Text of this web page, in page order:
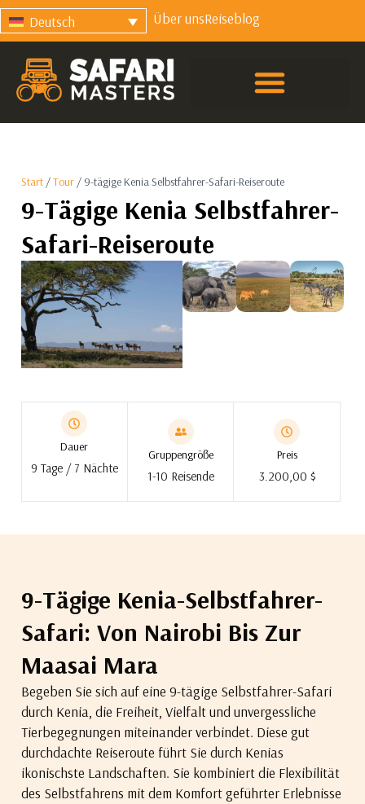
Deutsch Über unsReiseblog
Start/Tour/ 9-tägige Kenia Selbstfahrer-Safari-Reiseroute
9-Tägige Kenia Selbstfahrer-
Safari-Reiseroute
Dauer
9 Tage / 7 Nächte
Gruppengröße
1-10 Reisende
Preis
3.200,00 $
9-Tägige Kenia-Selbstfahrer-
Safari: Von Nairobi Bis Zur
Maasai Mara
Begeben Sie sich auf eine 9-tägige Selbstfahrer-Safari
durch Kenia, die Freiheit, Vielfalt und unvergessliche
Tierbegegnungen miteinander verbindet. Diese gut
durchdachte Reiseroute führt Sie durch Kenias
ikonischste Landschaften. Sie kombiniert die Flexibilität
des Selbstfahrens mit dem Komfort geführter Erlebnisse